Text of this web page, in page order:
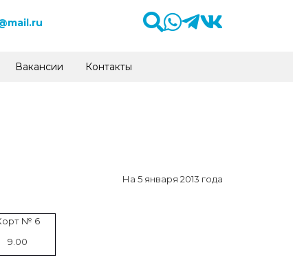
Вакансии Контакты
На 5 января 2013 года
№ 6
9.00